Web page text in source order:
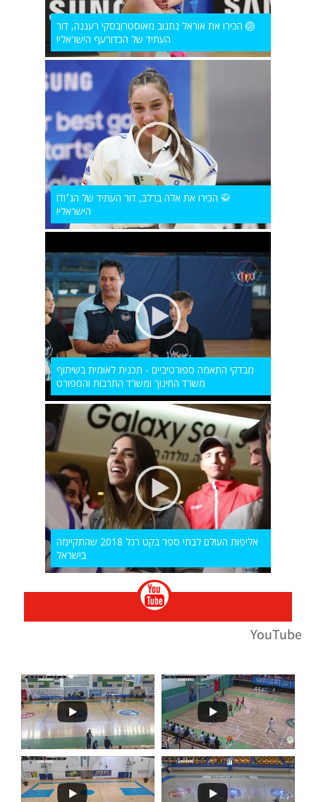
🏐 הכירו את אוראל נתנוב מאוסטרובסקי רעננה, דור
העתיד של הכדורעף הישראלי!
🥋 הכירו את אלה ברלב, דור העתיד של הג׳ודו
הישראלי!
מבדקי התאמה ספורטיביים - תכנית לאומית בשיתוף
משרד החינוך ומשרד התרבות והספורט
אליפות העולם לבתי ספר בקט רגל 2018 שהתקיימה
בישראל
YouTube